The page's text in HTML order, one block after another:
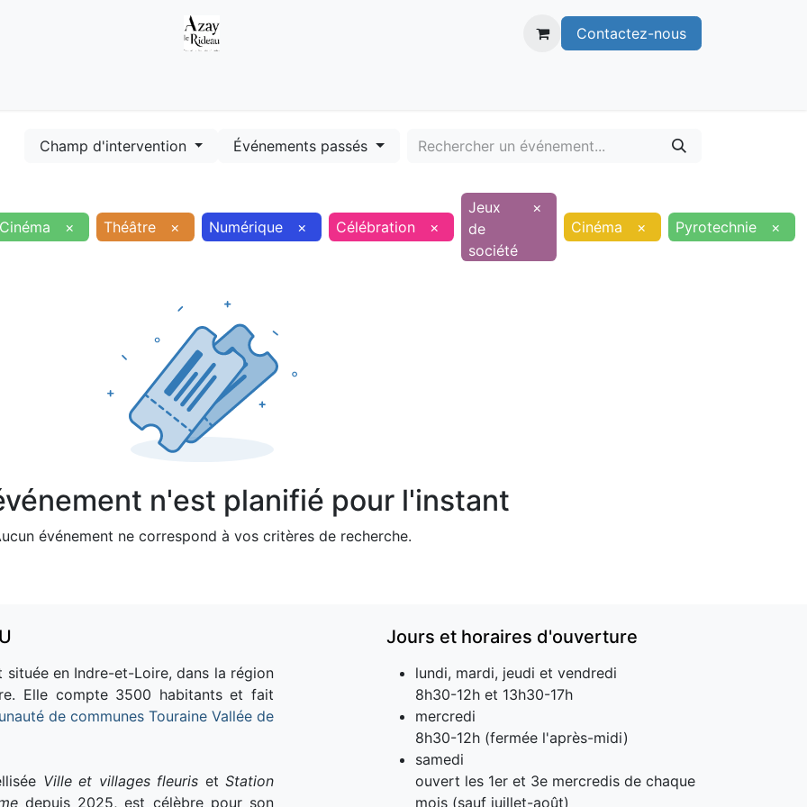
Contactez-nous
Champ d'intervention Événements passés
Cinéma
× Théâtre × Numérique × Célébration ×
Jeux
de
société
×
Cinéma
× Pyrotechnie ×
n'est planifié pour l'instant
événement ne correspond à vos critères de recherche.
située en Indre-et-Loire, dans la région
Elle compte 3500 habitants et fait
de communes Touraine Vallée de
Ville et villages fleuris et Station
depuis 2025, est célèbre pour son
Jours et horaires d'ouverture
lundi, mardi, jeudi et vendredi
8h30-12h et 13h30-17h
mercredi
8h30-12h (fermée l'après-midi)
samedi
ouvert les 1er et 3e mercredis de chaque
mois (sauf juillet-août)